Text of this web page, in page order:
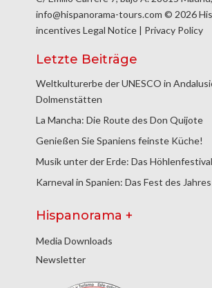
info@hispanorama-tours.com © 2026
incentives Legal Notice | Privacy Policy
Letzte Beiträge
Weltkulturerbe der UNESCO in
Dolmenstätten
La Mancha: Die Route des Don Quijote
Genießen Sie Spaniens feinste Küche!
Musik unter der Erde: Das
Karneval in Spanien: Das Fest des Jahres
Hispanorama +
Media Downloads
Newsletter